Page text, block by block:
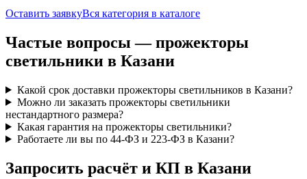
Оставить заявкуВся категория в каталоге
Частые вопросы —прожекторы
светильники в Казани
Какой срок доставки прожекторы светильников в Казани?
Можно ли заказать прожекторы светильники
нестандартного размера?
Какая гарантия на прожекторы светильники?
Работаете ли вы по 44-ФЗ и 223-ФЗ в Казани?
Запросить расчёт и КП в Казани